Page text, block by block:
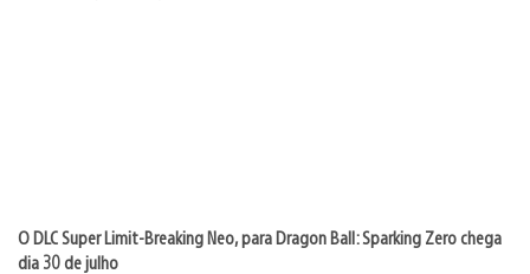
O DLC Super Limit-Breaking Neo, para Dragon Ball: Sparking Zero chega
dia 30 de julho